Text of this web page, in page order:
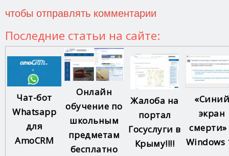
чтобы отправлять комментарии
Последние статьи на сайте:
Чат-бот
Whatsapp
для
AmoCRM
Онлайн
обучение по
школьным
предметам
бесплатно
Жалоба на
портал
Госуслуги в
Крыму!!!!
«Синий
экран
смерти»
Windows